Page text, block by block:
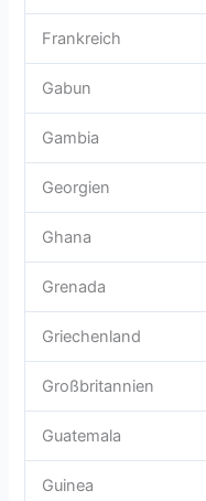
Frankreich
Gabun
Gambia
Georgien
Ghana
Grenada
Griechenland
Großbritannien
Guatemala
Guinea